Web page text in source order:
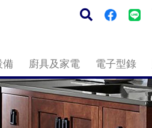
備 廚具及家電 電子型錄